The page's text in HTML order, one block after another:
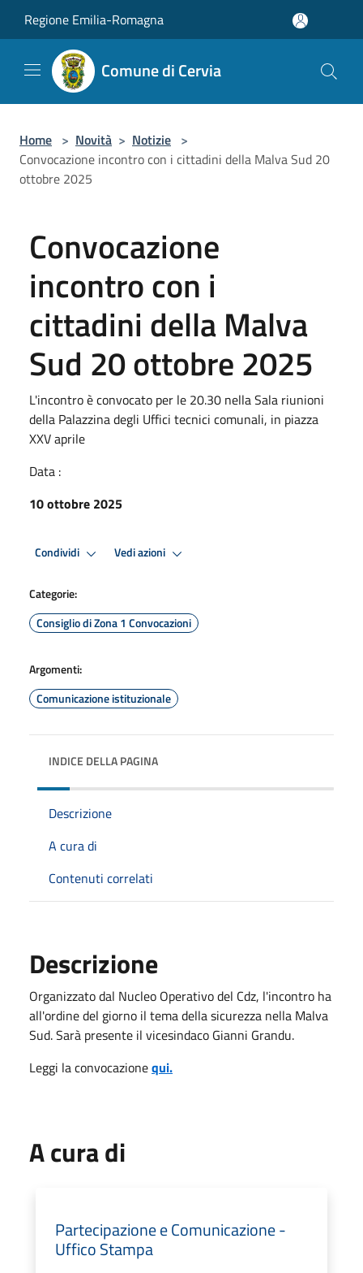
Regione Emilia-Romagna
Comune di Cervia
Home > Novità > Notizie >
Convocazione incontro con i cittadini della Malva Sud 20
ottobre 2025
Convocazione
incontro con i
cittadini della Malva
Sud 20 ottobre 2025
L'incontro è convocato per le 20.30 nella Sala riunioni
della Palazzina degli Uffici tecnici comunali, in piazza
XXV aprile
Data :
10 ottobre 2025
Condividi Vedi azioni
Categorie:
Consiglio di Zona 1 Convocazioni
Argomenti:
Comunicazione istituzionale
INDICE DELLA PAGINA
Descrizione
A cura di
Contenuti correlati
Descrizione
Organizzato dal Nucleo Operativo del Cdz, l'incontro ha
all'ordine del giorno il tema della sicurezza nella Malva
Sud. Sarà presente il vicesindaco Gianni Grandu.
Leggi la convocazionequi.
A cura di
Partecipazione e Comunicazione -
Uffico Stampa